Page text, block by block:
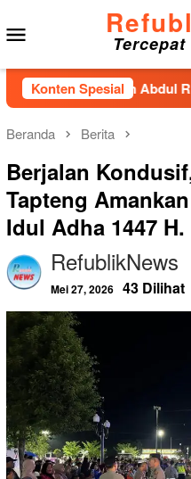
ke
konten
Konten Spesial
Abdul Rivai Ras:
Beranda Berita
Berjalan
Tapteng
Idul Adha 1447 H.
RefublikNews
Mei 27, 2026 43 Dilihat